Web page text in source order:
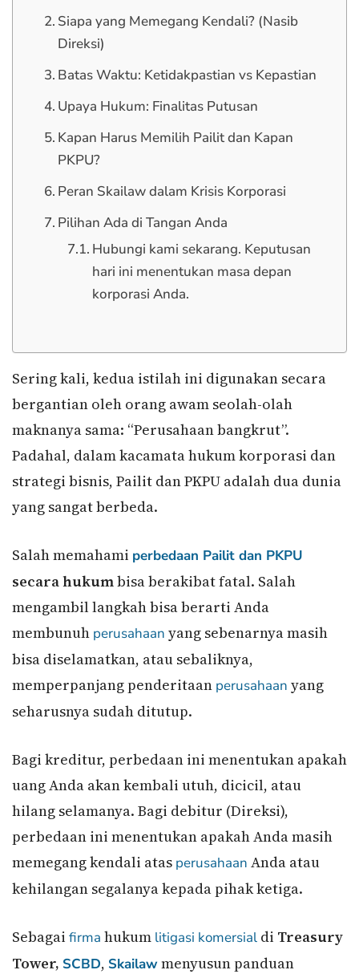
Siapa yang Memegang Kendali? (Nasib
Direksi)
Batas Waktu: Ketidakpastian vs Kepastian
Upaya Hukum: Finalitas Putusan
Kapan Harus Memilih Pailit dan Kapan
PKPU?
Peran Skailaw dalam Krisis Korporasi
Pilihan Ada di Tangan Anda
Hubungi kami sekarang. Keputusan
hari ini menentukan masa depan
korporasi Anda.
Sering kali, kedua istilah ini digunakan secara
bergantian oleh orang awam seolah-olah
maknanya sama: “Perusahaan bangkrut”.
Padahal, dalam kacamata hukum korporasi dan
strategi bisnis, Pailit dan PKPU adalah dua dunia
yang sangat berbeda.
Salah memahami perbedaan Pailit dan PKPU
secara hukumbisa berakibat fatal. Salah
mengambil langkah bisa berarti Anda
membunuh perusahaan yang sebenarnya masih
bisa diselamatkan, atau sebaliknya,
memperpanjang penderitaan perusahaan yang
seharusnya sudah ditutup.
Bagi kreditur, perbedaan ini menentukan apakah
uang Anda akan kembali utuh, dicicil, atau
hilang selamanya. Bagi debitur (Direksi),
perbedaan ini menentukan apakah Anda masih
memegang kendali atas perusahaan Anda atau
kehilangan segalanya kepada pihak ketiga.
Sebagai firma hukum litigasi komersial di Treasury
Tower, SCBD, Skailawmenyusun panduan